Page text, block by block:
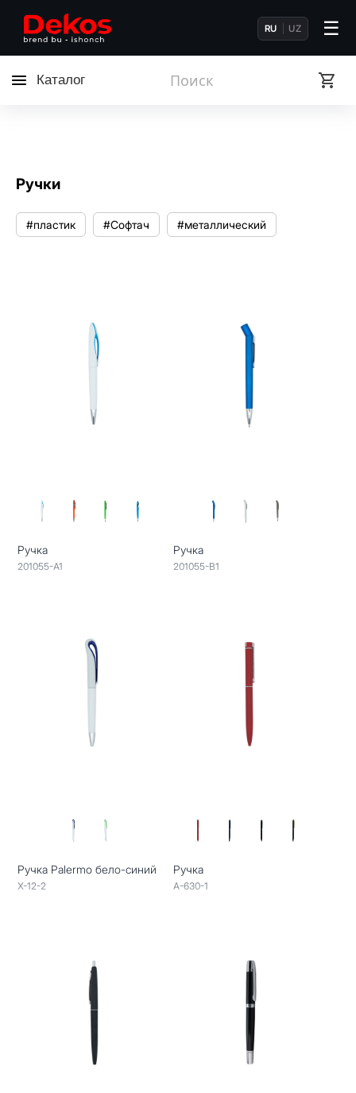
RU UZ ☰
Каталог
Ручки
#пластик #Софтач #металлический
Ручка
201055-A1
Ручка
201055-B1
Ручка Palermo бело-синий
X-12-2
Ручка
A-630-1